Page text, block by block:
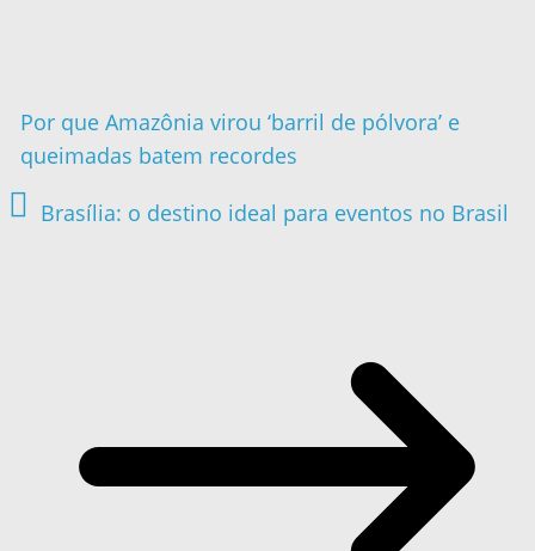
Por que Amazônia virou ‘barril de pólvora’ e
queimadas batem recordes
Brasília: o destino ideal para eventos no Brasil